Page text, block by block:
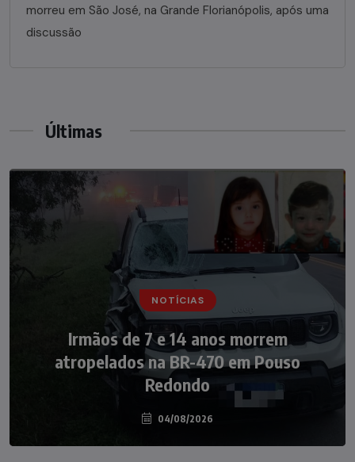
morreu em São José, na Grande Florianópolis, após uma
discussão
Últimas
NOTÍCIAS
Irmãos de 7 e 14 anos morrem
atropelados na BR-470 em Pouso
Redondo
04/08/2026
NOTÍCIAS
Nádia Menegazzi leva o nome de Taió ao
palco do Programa Silvio Santos
07/08/2026